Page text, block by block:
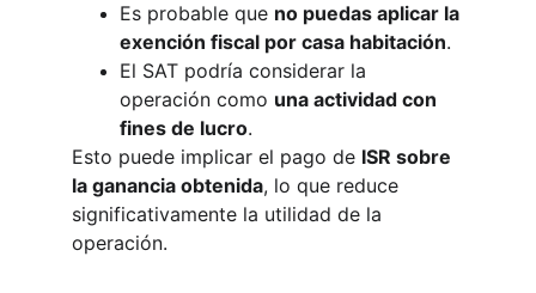
Es probable que no puedas aplicar la
exención fiscal por casa habitación.
El SAT podría considerar la
operación como una actividad con
fines de lucro.
Esto puede implicar el pago de ISR sobre
la ganancia obtenida, lo que reduce
significativamente la utilidad de la
operación.